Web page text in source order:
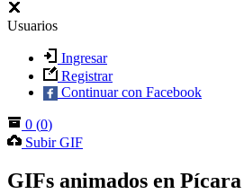
Usuarios
Ingresar
Registrar
Continuar con Facebook
0 (0)
Subir GIF
GIFs animados en Pícara